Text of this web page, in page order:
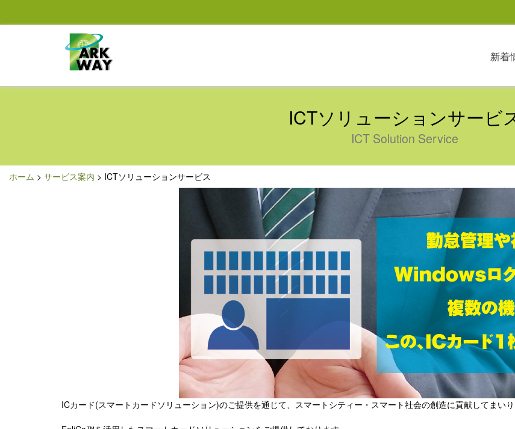
新着
ICTソリューションサービ
ICT Solution Service
ホーム > サービス案内 > ICTソリューションサービス
ICカード(スマートカードソリューション)のご提供を通じて、スマートシティー・スマート社会の創造に貢献してまいり